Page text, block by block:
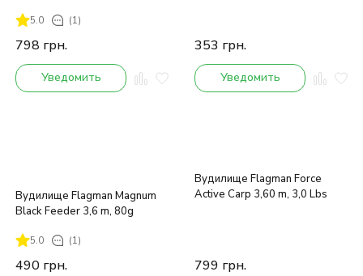
5.0 (1)
798 грн.
Уведомить
353 грн.
Уведомить
Вудилище Flagman Magnum
Black Feeder 3,6 m, 80g
5.0 (1)
490 грн.
Вудилище Flagman Force
Active Carp 3,60 m, 3,0 Lbs
799 грн.